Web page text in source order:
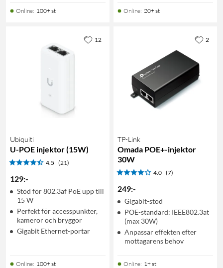
Online: 100+ st Online: 20+ st
Ubiquiti
U-POE injektor (15W)
4.5 (21)
129:-
Stöd för 802.3af PoE upp till
15 W
Perfekt för accesspunkter,
kameror och bryggor
Gigabit Ethernet-portar
Online: 100+ st
12
TP-Link
Omada POE+-injektor
30W
4.0 (7)
249:-
Gigabit-stöd
POE-standard: IEEE802.3at
(max 30W)
Anpassar effekten efter
mottagarens behov
Online: 1+ st
2